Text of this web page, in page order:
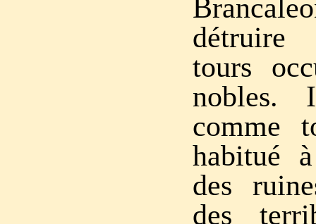
détruire
tours
nobles.
comme
habitué
des
des